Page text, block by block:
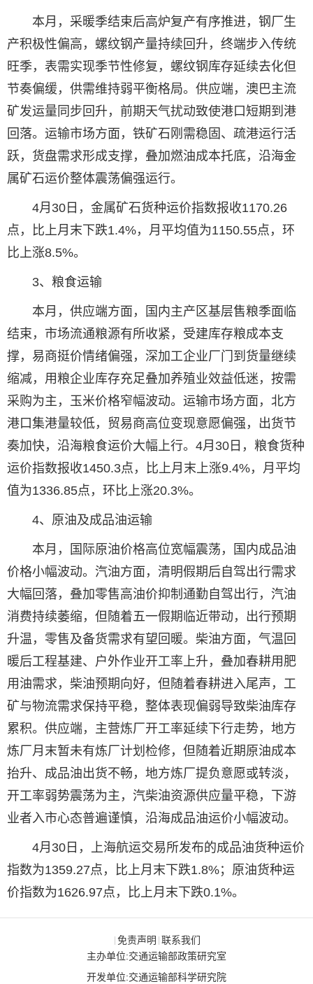
本月，采暖季结束后高炉复产有序推进，钢厂生
产积极性偏高，螺纹钢产量持续回升，终端步入传统
旺季，表需实现季节性修复，螺纹钢库存延续去化但
节奏偏缓，供需维持弱平衡格局。供应端，澳巴主流
矿发运量同步回升，前期天气扰动致使港口短期到港
回落。运输市场方面，铁矿石刚需稳固、疏港运行活
跃，货盘需求形成支撑，叠加燃油成本托底，沿海金
属矿石运价整体震荡偏强运行。
4月30日，金属矿石货种运价指数报收1170.26
点，比上月末下跌1.4%，月平均值为1150.55点，环
比上涨8.5%。
3、粮食运输
本月，供应端方面，国内主产区基层售粮季面临
结束，市场流通粮源有所收紧，受建库存粮成本支
撑，易商挺价情绪偏强，深加工企业厂门到货量继续
缩减，用粮企业库存充足叠加养殖业效益低迷，按需
采购为主，玉米价格窄幅波动。运输市场方面，北方
港口集港量较低，贸易商高位变现意愿偏强，出货节
奏加快，沿海粮食运价大幅上行。4月30日，粮食货种
运价指数报收1450.3点，比上月末上涨9.4%，月平均
值为1336.85点，环比上涨20.3%。
4、原油及成品油运输
本月，国际原油价格高位宽幅震荡，国内成品油
价格小幅波动。汽油方面，清明假期后自驾出行需求
大幅回落，叠加零售高油价抑制通勤自驾出行，汽油
消费持续萎缩，但随着五一假期临近带动，出行预期
升温，零售及备货需求有望回暖。柴油方面，气温回
暖后工程基建、户外作业开工率上升，叠加春耕用肥
用油需求，柴油预期向好，但随着春耕进入尾声，工
矿与物流需求保持平稳，整体表现偏弱导致柴油库存
累积。供应端，主营炼厂开工率延续下行走势，地方
炼厂月末暂未有炼厂计划检修，但随着近期原油成本
抬升、成品油出货不畅，地方炼厂提负意愿或转淡，
开工率弱势震荡为主，汽柴油资源供应量平稳，下游
业者入市心态普遍谨慎，沿海成品油运价小幅波动。
4月30日，上海航运交易所发布的成品油货种运价
指数为1359.27点，比上月末下跌1.8%；原油货种运
价指数为1626.97点，比上月末下跌0.1%。
| 免责声明 | 联系我们
主办单位:交通运输部政策研究室
开发单位:交通运输部科学研究院